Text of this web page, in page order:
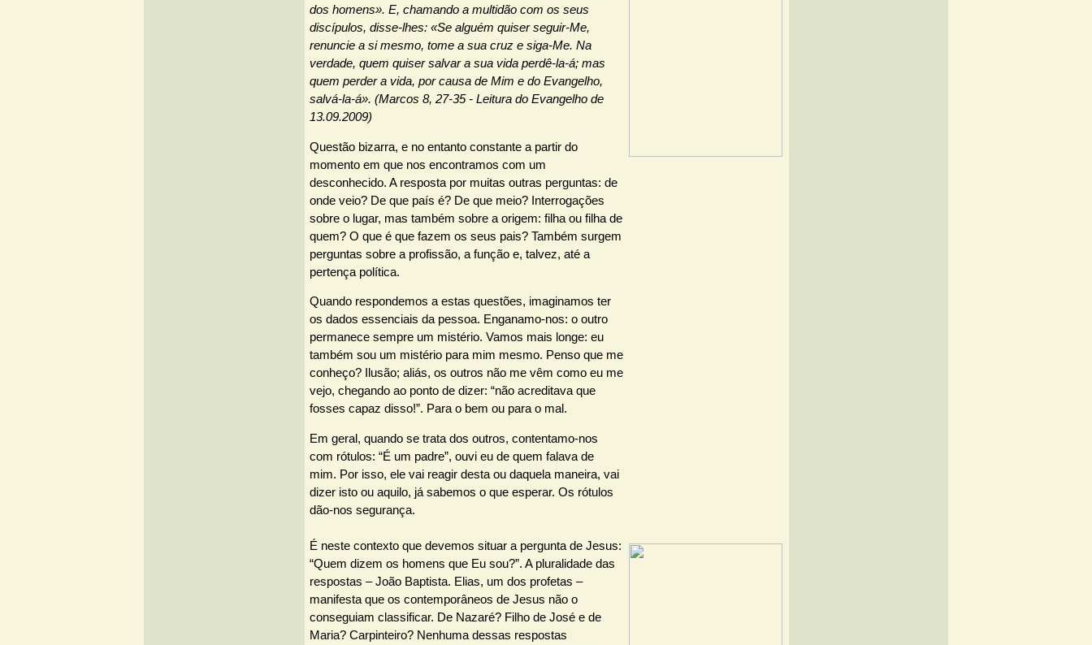
dos homens». E, chamando a multidão com os seus
discípulos, disse-lhes: «Se alguém quiser seguir-Me,
renuncie a si mesmo, tome a sua cruz e siga-Me. Na
verdade, quem quiser salvar a sua vida perdê-la-á; mas
quem perder a vida, por causa de Mim e do Evangelho,
salvá-la-á». (Marcos 8, 27-35 - Leitura do Evangelho de
13.09.2009)
Questão bizarra, e no entanto constante a partir do
momento em que nos encontramos com um
desconhecido. A resposta por muitas outras perguntas: de
onde veio? De que país é? De que meio? Interrogações
sobre o lugar, mas também sobre a origem: filha ou filha de
quem? O que é que fazem os seus pais? Também surgem
perguntas sobre a profissão, a função e, talvez, até a
pertença política.
Quando respondemos a estas questões, imaginamos ter
os dados essenciais da pessoa. Enganamo-nos: o outro
permanece sempre um mistério. Vamos mais longe: eu
também sou um mistério para mim mesmo. Penso que me
conheço? Ilusão; aliás, os outros não me vêm como eu me
vejo, chegando ao ponto de dizer: “não acreditava que
fosses capaz disso!”. Para o bem ou para o mal.
Em geral, quando se trata dos outros, contentamo-nos
com rótulos: “É um padre”, ouvi eu de quem falava de
mim. Por isso, ele vai reagir desta ou daquela maneira, vai
dizer isto ou aquilo, já sabemos o que esperar. Os rótulos
dão-nos segurança.
É neste contexto que devemos situar a pergunta de Jesus:
“Quem dizem os homens que Eu sou?”. A pluralidade das
respostas – João Baptista. Elias, um dos profetas –
manifesta que os contemporâneos de Jesus não o
conseguiam classificar. De Nazaré? Filho de José e de
Maria? Carpinteiro? Nenhuma dessas respostas